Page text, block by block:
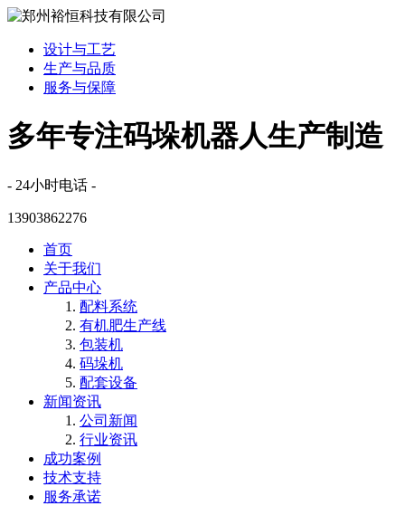
设计与工艺
生产与品质
服务与保障
多年专注码垛机器人生产制造
- 24小时电话 -
13903862276
首页
关于我们
产品中心
配料系统
有机肥生产线
包装机
码垛机
配套设备
新闻资讯
公司新闻
行业资讯
成功案例
技术支持
服务承诺